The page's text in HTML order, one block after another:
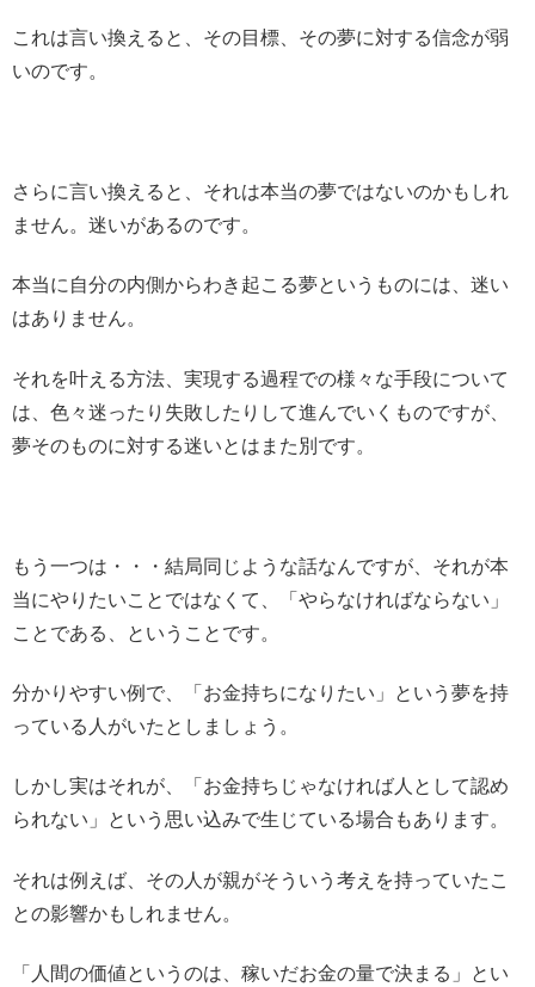
これは言い換えると、その目標、その夢に対する信念が弱
いのです。
さらに言い換えると、それは本当の夢ではないのかもしれ
ません。迷いがあるのです。
本当に自分の内側からわき起こる夢というものには、迷い
はありません。
それを叶える方法、実現する過程での様々な手段について
は、色々迷ったり失敗したりして進んでいくものですが、
夢そのものに対する迷いとはまた別です。
もう一つは・・・結局同じような話なんですが、それが本
当にやりたいことではなくて、「やらなければならない」
ことである、ということです。
分かりやすい例で、「お金持ちになりたい」という夢を持
っている人がいたとしましょう。
しかし実はそれが、「お金持ちじゃなければ人として認め
られない」という思い込みで生じている場合もあります。
それは例えば、その人が親がそういう考えを持っていたこ
との影響かもしれません。
「人間の価値というのは、稼いだお金の量で決まる」とい